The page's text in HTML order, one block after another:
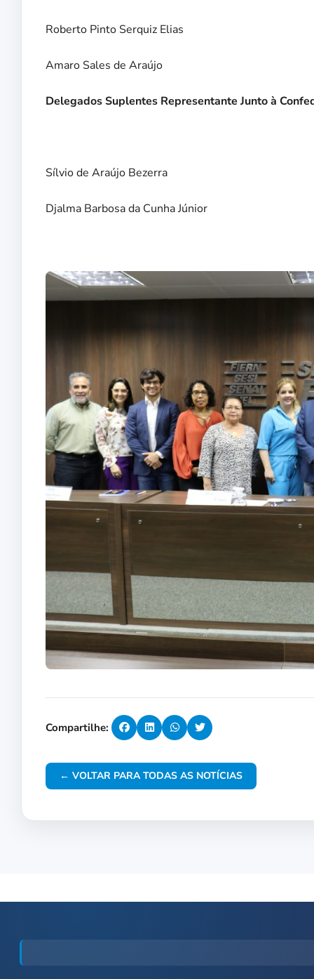
Roberto Pinto Serquiz Elias
Amaro Sales de Araújo
Delegados Suplentes Representante Junto à
Sílvio de Araújo Bezerra
Djalma Barbosa da Cunha Júnior
Compartilhe:
← VOLTAR PARA TODAS AS NOTÍCIAS